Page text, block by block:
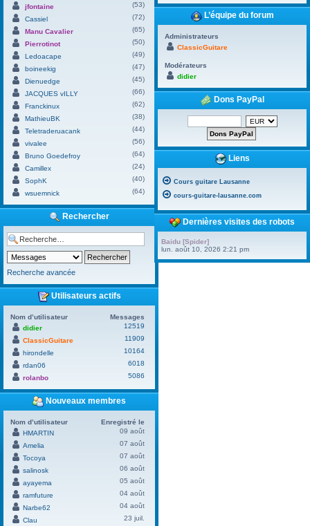
jfontaine
(53)
Cassiel
(72)
Manu Cavalier
(65)
Pierrotinot
(50)
Ledoacape
(49)
boineekig
(47)
Dienuedge
(45)
JACQUES vILLY
(66)
Franckinux
(62)
MathieuBK
(38)
Teletraderuacank
(44)
vivalee
(56)
Bruno Goedefroy
(64)
Camillex
(24)
SophK
(40)
wsuemnick
(64)
Rechercher
Recherche avancée
Utilisateurs actifs
Nom d’utilisateur
Messages
didier
12519
ClassicGuitare
11909
hirondelle
10164
rdan06
6018
rolanbo
5086
Nouveaux membres
Nom d’utilisateur
Enregistré le
HMARTIN
09 août
Amelia
07 août
Tocoya
07 août
salinosk
06 août
ayayema
05 août
ramfuture
04 août
Narbe62
04 août
Clau
23 juil.
L’équipe du forum
Administrateurs
ClassicGuitare
Modérateurs
didier
Dons PayPal
Liens
Cours guitare Lausanne
cours-guitare-lausanne.com
Dernières visites des robots
Baidu [Spider]
lun. août 10, 2026 2:21 pm